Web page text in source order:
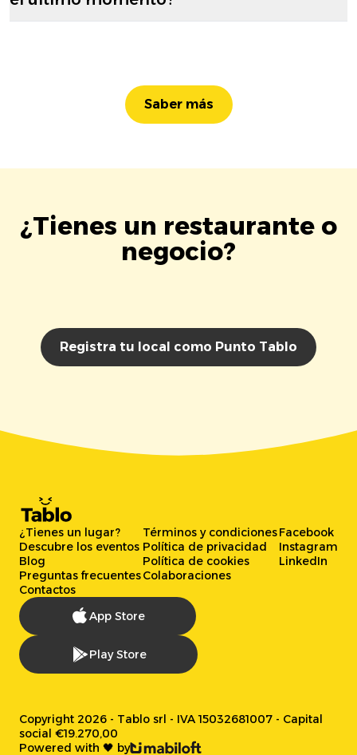
Saber más
¿Tienes un restaurante o
negocio?
Registra tu local como Punto Tablo
¿Tienes un lugar?
Descubre los eventos
Blog
Preguntas frecuentes
Contactos
Términos y condiciones
Política de privacidad
Política de cookies
Colaboraciones
Facebook
Instagram
LinkedIn
App Store
Play Store
Copyright 2026 - Tablo srl - IVA 15032681007 - Capital
social €19.270,00
Powered with 🖤 by